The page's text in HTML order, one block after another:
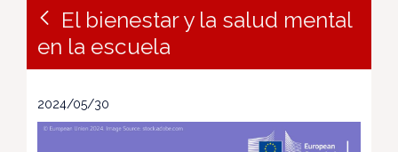
El bienestar y la salud mental
en la escuela
2024/05/30